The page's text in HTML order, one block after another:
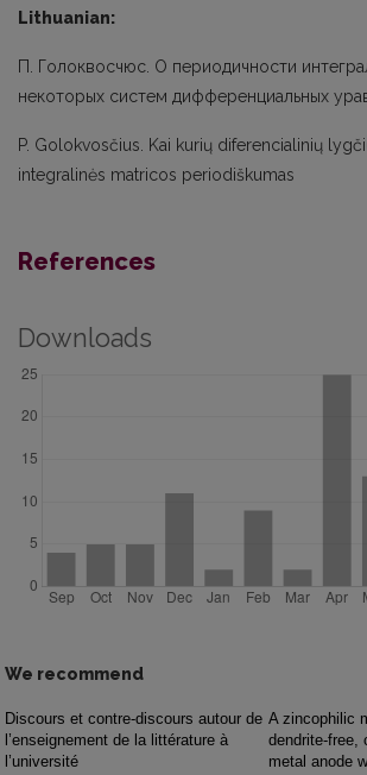
Lithuanian:
П. Голоквосчюс. О периодичности
некоторых систем дифференциальных
P. Golokvosčius. Kai kurių diferencialinių
integralinės matricos periodiškumas
References
Downloads
We recommend
Discours et contre-discours autour de
l’enseignement de la littérature à
l’université
A zincophilic
dendrite-free,
metal anode